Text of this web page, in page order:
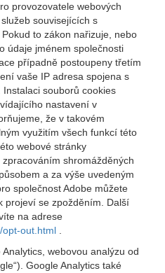
provozovatele webových
souvisejících s
to zákon nařizuje, nebo
údaje jménem společnosti
případně postoupeny třetím
vaše IP adresa spojena s
Instalaci souborů cookies
nastavení v
že v takovém
využitím všech funkcí této
webové stránky
shromážděných
a za výše uvedeným
společnost Adobe můžete
projeví se zpožděním. Další
na adrese
opt-out.html
webovou analýzu od
Google Analytics také